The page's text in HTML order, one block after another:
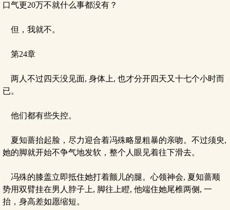
口气更20万不就什么事都没有？
但，我就不。
第24章
两人不过四天没见面, 身体上, 也才分开四天又十七个小时而
已。
他们都有些失控。
夏知蔷抬起脸，尽力迎合着冯殊略显粗暴的亲吻。不过须臾,
她的脚就开始不争气地发软，整个人眼见着往下滑去。
冯殊的膝盖立即抵住她打着颤儿的腿。心领神会, 夏知蔷顺
势用双臂挂在男人脖子上, 脚往上瞪, 他端住她尾椎两侧, 一
抬，身高差如愿缩短。